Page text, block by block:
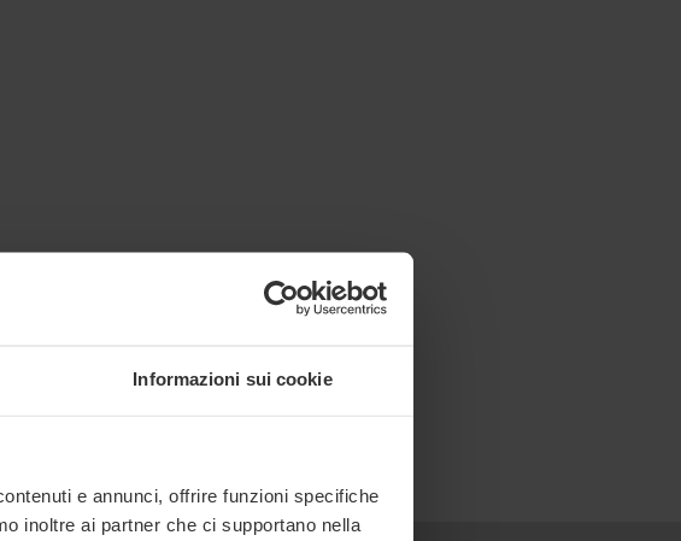
Informazioni sui cookie
e annunci, offrire funzioni specifiche
inoltre ai partner che ci supportano nella